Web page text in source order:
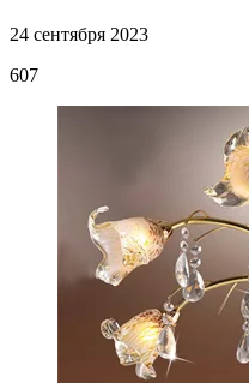
24 сентября 2023
607